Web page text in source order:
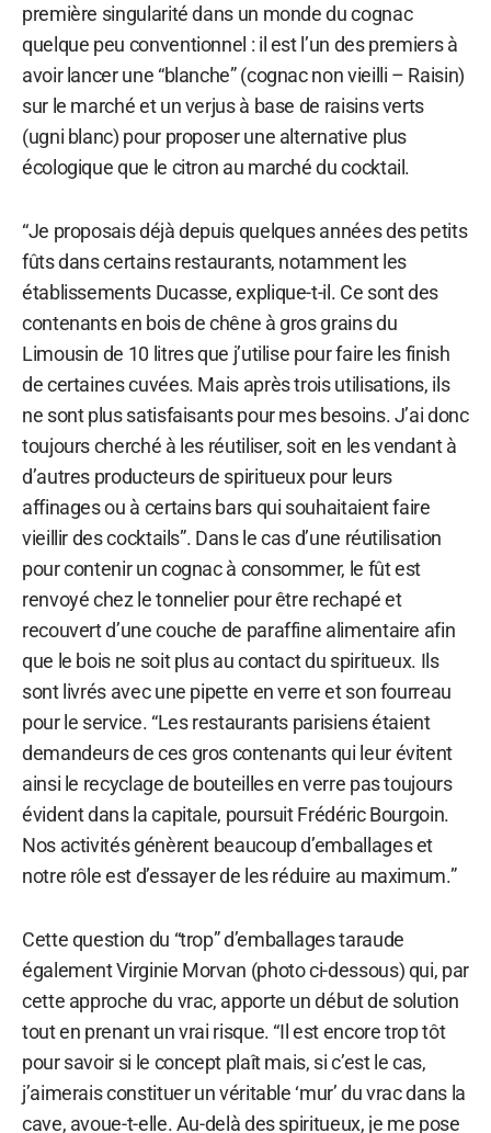
première singularité dans un monde du cognac
quelque peu conventionnel : il est l’un des premiers à
avoir lancer une “blanche” (cognac non vieilli – Raisin)
sur le marché et un verjus à base de raisins verts
(ugni blanc) pour proposer une alternative plus
écologique que le citron au marché du cocktail.
“Je proposais déjà depuis quelques années des petits
fûts dans certains restaurants, notamment les
établissements Ducasse, explique-t-il. Ce sont des
contenants en bois de chêne à gros grains du
Limousin de 10 litres que j’utilise pour faire les finish
de certaines cuvées. Mais après trois utilisations, ils
ne sont plus satisfaisants pour mes besoins. J’ai donc
toujours cherché à les réutiliser, soit en les vendant à
d’autres producteurs de spiritueux pour leurs
affinages ou à certains bars qui souhaitaient faire
vieillir des cocktails”. Dans le cas d’une réutilisation
pour contenir un cognac à consommer, le fût est
renvoyé chez le tonnelier pour être rechapé et
recouvert d’une couche de paraffine alimentaire afin
que le bois ne soit plus au contact du spiritueux. Ils
sont livrés avec une pipette en verre et son fourreau
pour le service. “Les restaurants parisiens étaient
demandeurs de ces gros contenants qui leur évitent
ainsi le recyclage de bouteilles en verre pas toujours
évident dans la capitale, poursuit Frédéric Bourgoin.
Nos activités génèrent beaucoup d’emballages et
notre rôle est d’essayer de les réduire au maximum.”
Cette question du “trop” d’emballages taraude
également Virginie Morvan (photo ci-dessous) qui, par
cette approche du vrac, apporte un début de solution
tout en prenant un vrai risque. “Il est encore trop tôt
pour savoir si le concept plaît mais, si c’est le cas,
j’aimerais constituer un véritable ‘mur’ du vrac dans la
cave, avoue-t-elle. Au-delà des spiritueux, je me pose